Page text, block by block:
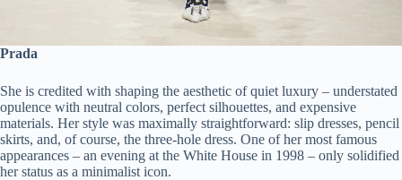
Prada
She is credited with shaping the aesthetic of quiet luxury – understated
opulence with neutral colors, perfect silhouettes, and expensive
materials. Her style was maximally straightforward: slip dresses, pencil
skirts, and, of course, the three-hole dress. One of her most famous
appearances – an evening at the White House in 1998 – only solidified
her status as a minimalist icon.